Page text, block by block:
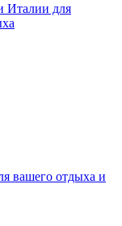
Италии для
вашего отдыха и